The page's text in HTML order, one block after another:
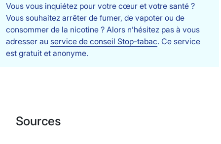
Vous vous inquiétez pour votre cœur et votre santé ?
Vous souhaitez arrêter de fumer, de vapoter ou de
consommer de la nicotine ? Alors n’hésitez pas à vous
adresser au service de conseil Stop-tabac. Ce service
est gratuit et anonyme.
Sources